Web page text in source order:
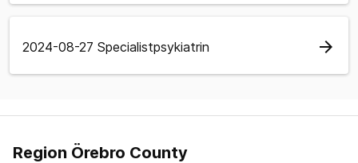
2024-08-27 Specialistpsykiatrin arrow_forward
Region Örebro County